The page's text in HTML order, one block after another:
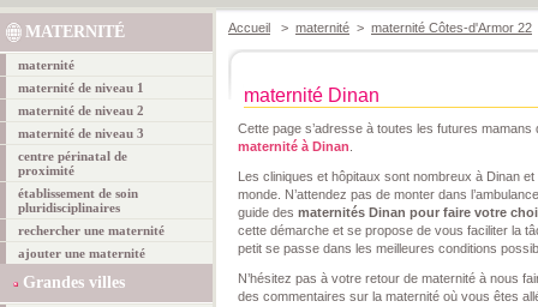
MATERNITÉ
maternité
maternité de niveau 1
maternité de niveau 2
maternité de niveau 3
centre périnatal de
proximité
établissement de soin
pluridisciplinaires
rechercher une maternité
ajouter une maternité
Grandes villes
Accueil > maternité > maternité Côtes-d'Armor 22
maternité Dinan
Cette page s’adresse à toutes les futures mamans
maternité à Dinan
Les cliniques et hôpitaux sont nombreux à Dinan
monde. N’attendez pas de monter dans
guide des maternités Dinan pour faire votre
cette démarche et se propose de vous faciliter la
petit se passe dans les meilleures conditions
N’hésitez pas à votre retour de maternité à nous
des commentaires sur la maternité où vous êtes